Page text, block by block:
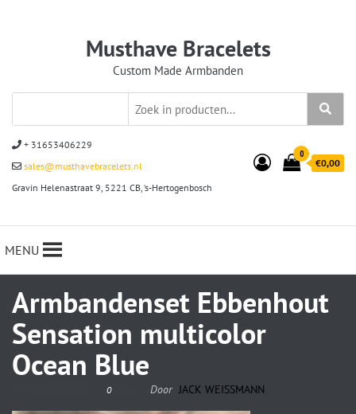
Musthave Bracelets
Custom Made Armbanden
+ 31653406229
sales@musthavebracelets.nl
Gravin Helenastraat 9, 5221 CB, ‘s-Hertogenbosch
0
€0,00
MENU
Armbandenset Ebbenhout
Sensation multicolor
Ocean Blue
0 Door JACK WEISSMANN